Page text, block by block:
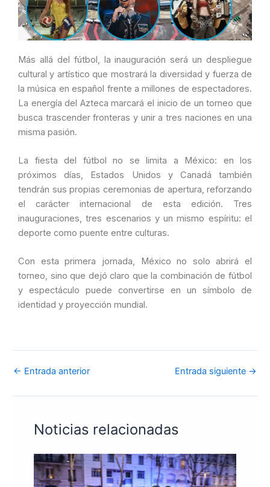
Más allá del fútbol, la inauguración será un despliegue
cultural y artístico que mostrará la diversidad y fuerza de
la música en español frente a millones de espectadores.
La energía del Azteca marcará el inicio de un torneo que
busca trascender fronteras y unir a tres naciones en una
misma pasión.
La fiesta del fútbol no se limita a México: en los
próximos días, Estados Unidos y Canadá también
tendrán sus propias ceremonias de apertura, reforzando
el carácter internacional de esta edición. Tres
inauguraciones, tres escenarios y un mismo espíritu: el
deporte como puente entre culturas.
Con esta primera jornada, México no solo abrirá el
torneo, sino que dejó claro que la combinación de fútbol
y espectáculo puede convertirse en un símbolo de
identidad y proyección mundial.
← Entrada anterior Entrada siguiente →
Noticias relacionadas